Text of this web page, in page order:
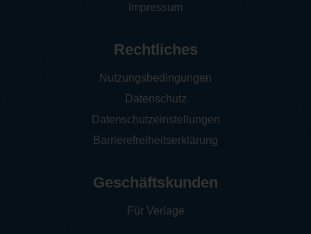
Impressum
Rechtliches
Nutzungsbedingungen
Datenschutz
Datenschutzeinstellungen
Barrierefreiheitserklärung
Geschäftskunden
Für Verlage